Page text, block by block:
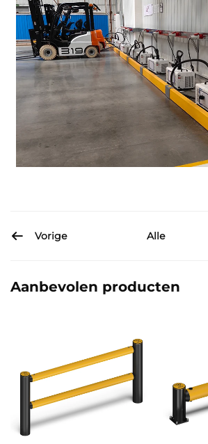
Vorige Alle
Aanbevolen producten